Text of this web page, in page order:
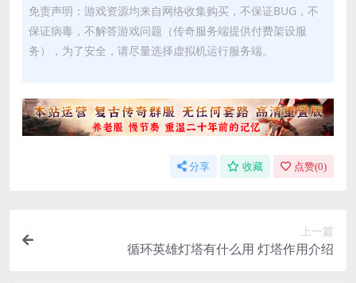
免责声明：游戏资源均来自网络收集购买，不保证BUG，不
保证病毒，不解答游戏问题（传奇服务端提供付费架设服
务），为了安全，请尽量选择虚拟机运行服务端。
分享 收藏 点赞(0)
上一篇
循环英雄灯塔有什么用 灯塔作用介绍